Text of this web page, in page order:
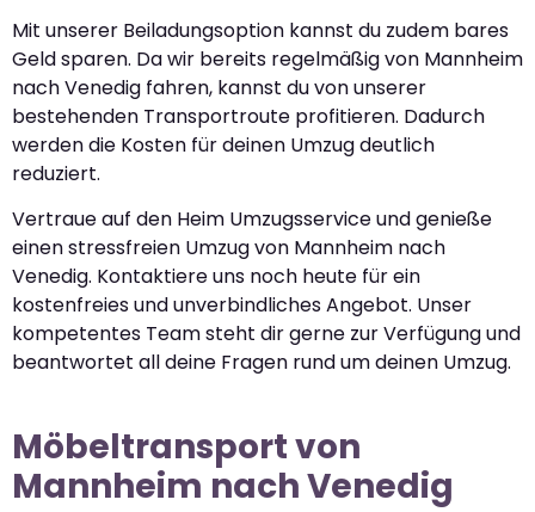
Mit unserer Beiladungsoption kannst du zudem bares
Geld sparen. Da wir bereits regelmäßig von Mannheim
nach Venedig fahren, kannst du von unserer
bestehenden Transportroute profitieren. Dadurch
werden die Kosten für deinen Umzug deutlich
reduziert.
Vertraue auf den Heim Umzugsservice und genieße
einen stressfreien Umzug von Mannheim nach
Venedig. Kontaktiere uns noch heute für ein
kostenfreies und unverbindliches Angebot. Unser
kompetentes Team steht dir gerne zur Verfügung und
beantwortet all deine Fragen rund um deinen Umzug.
Möbeltransport von
Mannheim nach Venedig